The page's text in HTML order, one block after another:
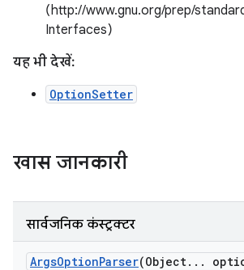
(http://www.gnu.org/prep/
Interfaces)
यह भी देखें:
OptionSetter
खास जानकारी
सार्वजनिक कंस्ट्रक्टर
ArgsOptionParser(Object. . .